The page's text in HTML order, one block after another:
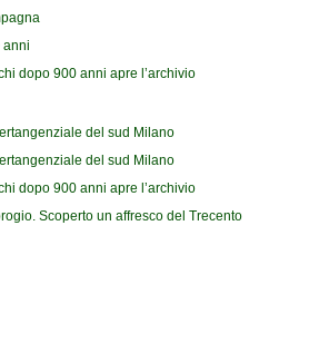
anni
dopo 900 anni apre l’archivio
del sud Milano
del sud Milano
dopo 900 anni apre l’archivio
Scoperto un affresco del Trecento